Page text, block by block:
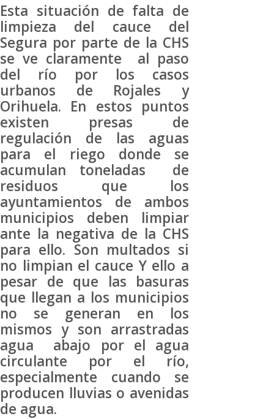
Esta situación de falta de
limpieza del cauce del
Segura por parte de la CHS
se ve claramente al paso
del río por los casos
urbanos de Rojales y
Orihuela. En estos puntos
existen presas de
regulación de las aguas
para el riego donde se
acumulan toneladas de
residuos que los
ayuntamientos de ambos
municipios deben limpiar
ante la negativa de la CHS
para ello. Son multados si
no limpian el cauce Y ello a
pesar de que las basuras
que llegan a los municipios
no se generan en los
mismos y son arrastradas
agua abajo por el agua
circulante por el río,
especialmente cuando se
producen lluvias o avenidas
de agua.